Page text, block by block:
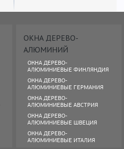
ОКНА ДЕРЕВО-
АЛЮМИНИЙ
ОКНА ДЕРЕВО-
АЛЮМИНИЕВЫЕ ФИНЛЯНДИЯ
ОКНА ДЕРЕВО-
АЛЮМИНИЕВЫЕ ГЕРМАНИЯ
ОКНА ДЕРЕВО-
АЛЮМИНИЕВЫЕ АВСТРИЯ
ОКНА ДЕРЕВО-
АЛЮМИНИЕВЫЕ ШВЕЦИЯ
ОКНА ДЕРЕВО-
АЛЮМИНИЕВЫЕ ИТАЛИЯ